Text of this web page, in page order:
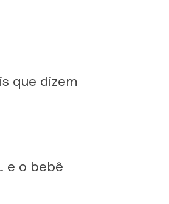
que dizem
e o bebê